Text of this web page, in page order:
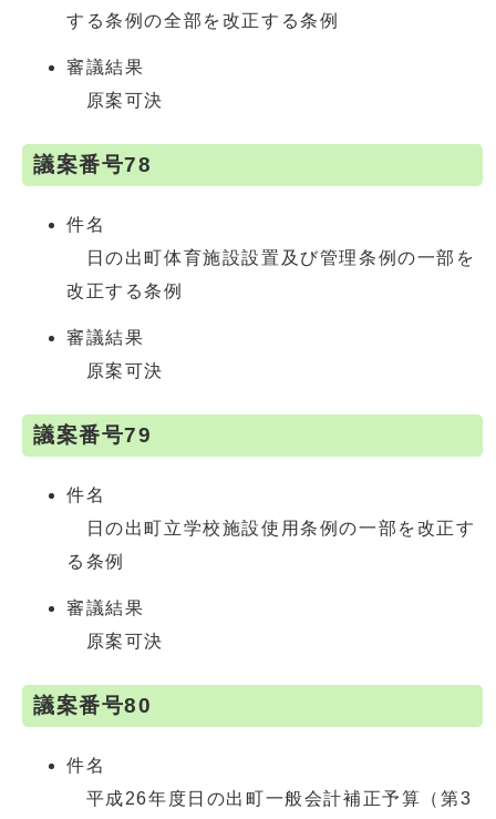
する条例の全部を改正する条例
審議結果
原案可決
議案番号78
件名
日の出町体育施設設置及び管理条例の一部を
改正する条例
審議結果
原案可決
議案番号79
件名
日の出町立学校施設使用条例の一部を改正す
る条例
審議結果
原案可決
議案番号80
件名
平成26年度日の出町一般会計補正予算（第3